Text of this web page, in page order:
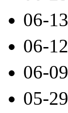
06-13
06-12
06-09
05-29